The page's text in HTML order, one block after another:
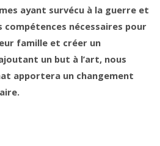
ayant survécu à la guerre et
compétences nécessaires pour
famille et créer un
un but à l’art, nous
apportera un changement